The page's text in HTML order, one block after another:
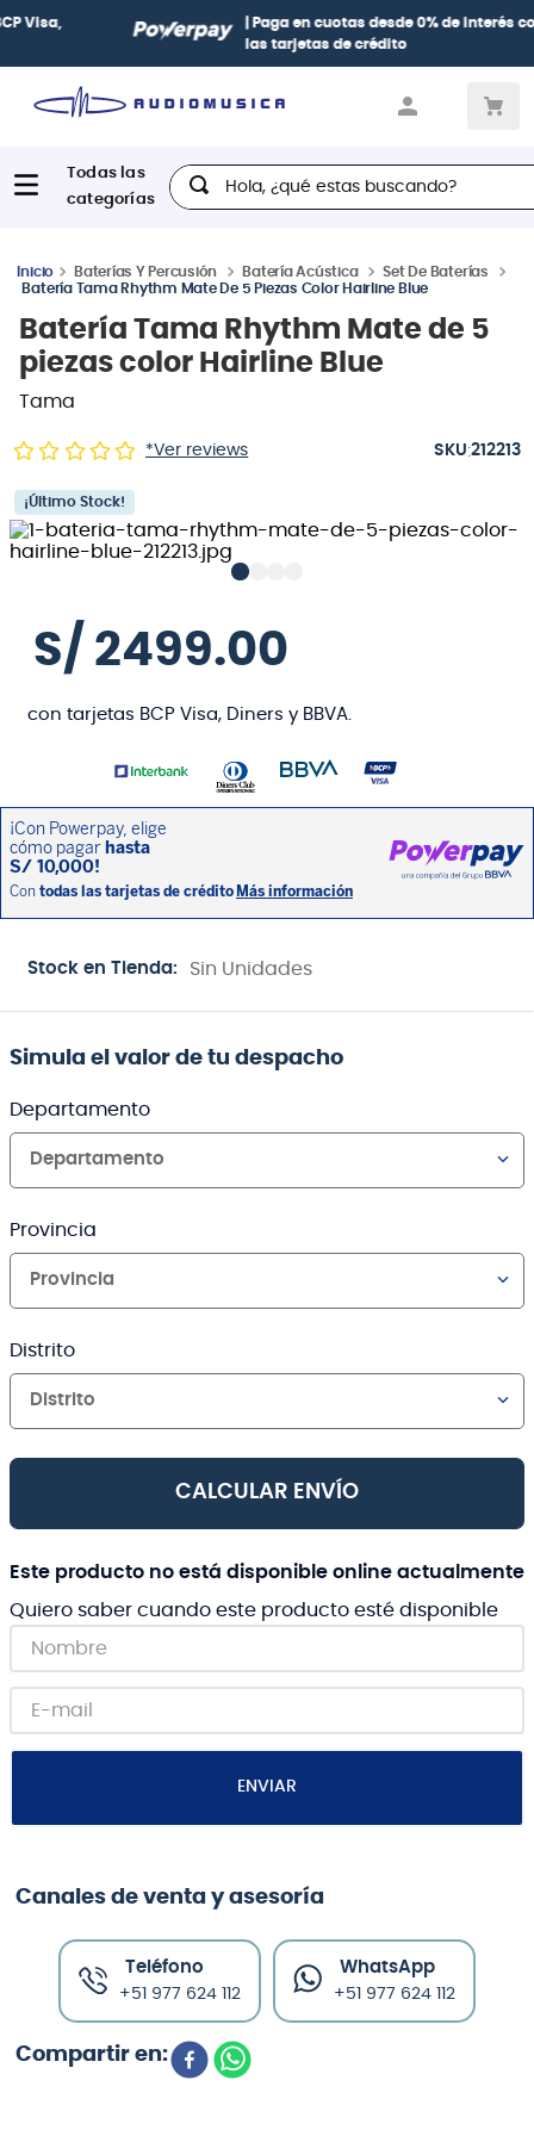
| Paga en cuotasdesde 0% de interéscon todas
las tarjetas de crédito
Hola, ¿qué estas buscando?
Baterías Y Percusión Batería Acústica
Set De Baterías
Batería Tama Rhythm Mate De 5 Piezas Color Hairline Blue
Batería Tama Rhythm Mate de 5
piezas color Hairline Blue
Tama
*Ver reviews :212213
¡Último Stock!
S/ 2499.00
con tarjetas BCP Visa, Diners y BBVA.
Stock en Tienda: Sin Unidades
Simula el valor de tu despacho
Departamento
Departamento
Provincia
Provincia
Distrito
Distrito
CALCULAR ENVÍO
Este producto no está disponible online actualmente
Quiero saber cuando este producto esté disponible
ENVIAR
Canales de venta y asesoría
Teléfono
+51 977 624 112
WhatsApp
+51 977 624 112